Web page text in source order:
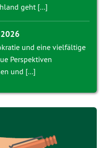
geht [...]
und eine vielfältige
Perspektiven
und [...]